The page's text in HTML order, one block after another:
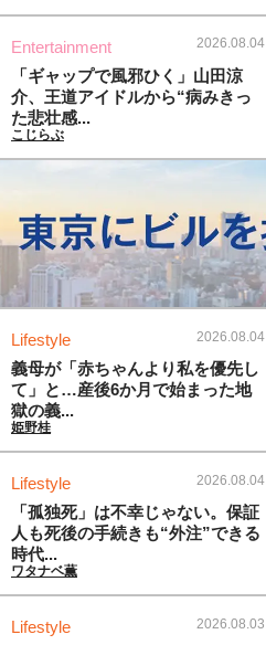
Entertainment 2026.08.04
「ギャップで風邪ひく」山田涼
介、王道アイドルから“病みきっ
た悲壮感...
こじらぶ
Lifestyle 2026.08.04
義母が「赤ちゃんより私を優先し
て」と…産後6か月で始まった地
獄の義...
姫野桂
Lifestyle 2026.08.04
「孤独死」は不幸じゃない。保証
人も死後の手続きも“外注”できる
時代...
ワタナベ薫
Lifestyle 2026.08.03